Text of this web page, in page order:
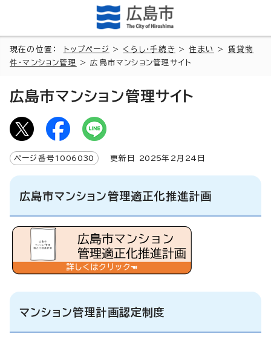
現在の位置： トップページ > くらし・手続き >住まい > 賃貸物
件・マンション管理
> 広島市マンション管理サイト
広島市マンション管理サイト
ページ番号 1006030 更新日 2025年2月 24 日
広島市マンション管理適正化推進計画
マンション管理計画認定制度